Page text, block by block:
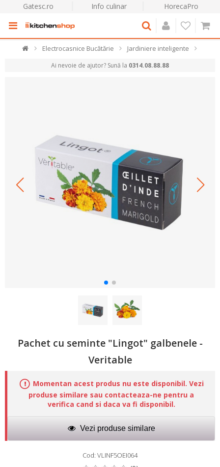
Gatesc.ro Info culinar HorecaPro
Electrocasnice Bucătărie Jardiniere inteligente
Ai nevoie de ajutor? Sună la 0314.08.88.88
Pachet cu seminte "Lingot" galbenele -
Veritable
Momentan acest produs nu este disponibil. Vezi
produse similare sau contacteaza-ne pentru a
verifica cand si daca va fi disponibil.
Vezi produse similare
Cod: VLINF5OEI064